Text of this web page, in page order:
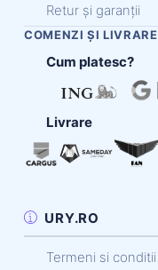
Retur și garanții
COMENZI ȘI LIVRARE
Cum platesc?
Livrare
URY.RO
Termeni si conditii